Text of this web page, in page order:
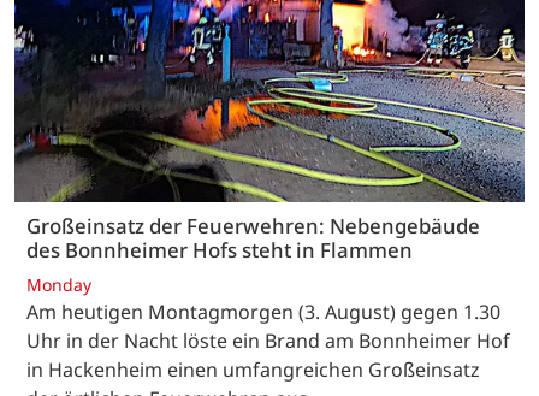
Großeinsatz der Feuerwehren: Nebengebäude
des Bonnheimer Hofs steht in Flammen
Monday
Am heutigen Montagmorgen (3. August) gegen 1.30
Uhr in der Nacht löste ein Brand am Bonnheimer Hof
in Hackenheim einen umfangreichen Großeinsatz